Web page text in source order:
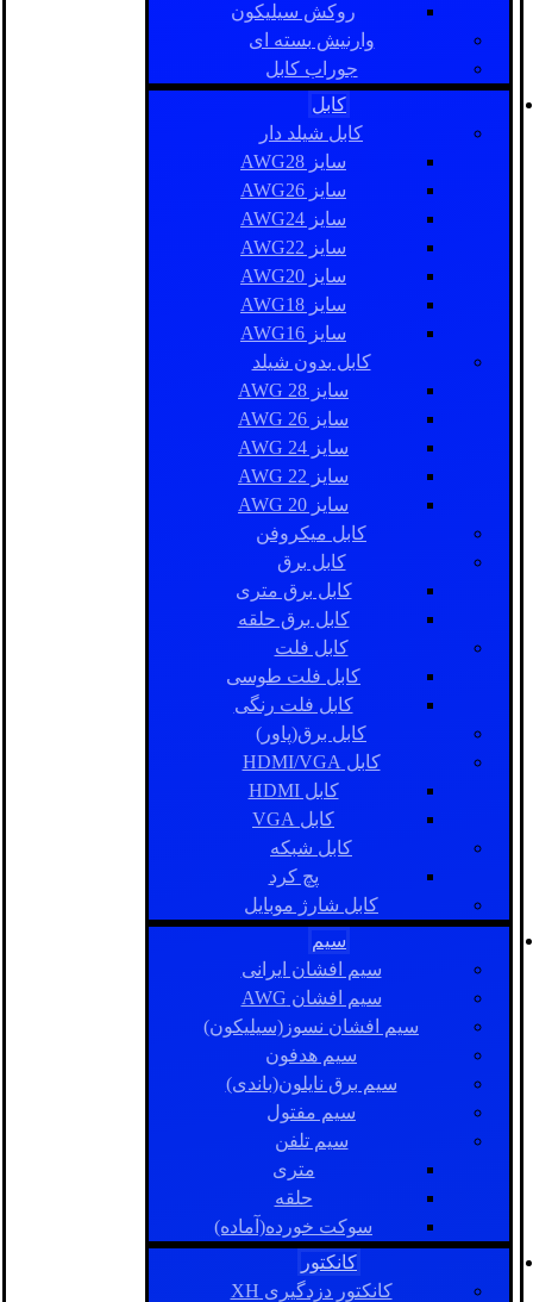
روکش سیلیکون
وارنیش بسته ای
جوراب کابل
کابل
کابل شیلد دار
سایز AWG28
سایز AWG26
سایز AWG24
سایز AWG22
سایز AWG20
سایز AWG18
سایز AWG16
کابل بدون شیلد
سایز AWG 28
سایز AWG 26
سایز AWG 24
سایز AWG 22
سایز AWG 20
کابل میکروفن
کابل برق
کابل برق متری
کابل برق حلقه
کابل فلت
کابل فلت طوسی
کابل فلت رنگی
کابل برق(پاور)
کابل HDMI/VGA
کابل HDMI
کابل VGA
کابل شبکه
پچ کرد
کابل شارژ موبایل
سیم
سیم افشان ایرانی
سیم افشان AWG
سیم افشان نسوز(سیلیکون)
سیم هدفون
سیم برق نایلون(باندی)
سیم مفتول
سیم تلفن
متری
حلقه
سوکت خورده(آماده)
کانکتور
کانکتور دزدگیری XH